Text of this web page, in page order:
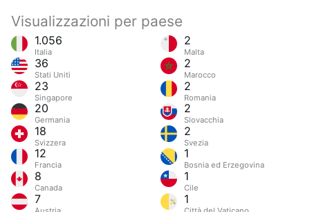
Visualizzazioni per paese
1.056
Italia
36
Stati Uniti
23
Singapore
20
Germania
18
Svizzera
12
Francia
8
Canada
7
2
Malta
2
Marocco
2
Romania
2
Slovacchia
2
Svezia
1
Bosnia ed Erzegovina
1
Cile
1